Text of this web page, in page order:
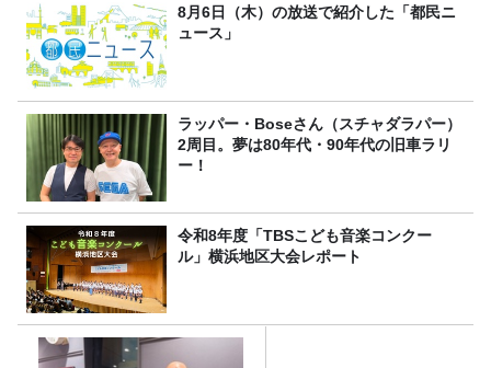
8月6日（木）の放送で紹介した「都民ニ
ュース」
ラッパー・Boseさん（スチャダラパー）
2周目。夢は80年代・90年代の旧車ラリ
ー！
令和8年度「TBSこども音楽コンクー
ル」横浜地区大会レポート